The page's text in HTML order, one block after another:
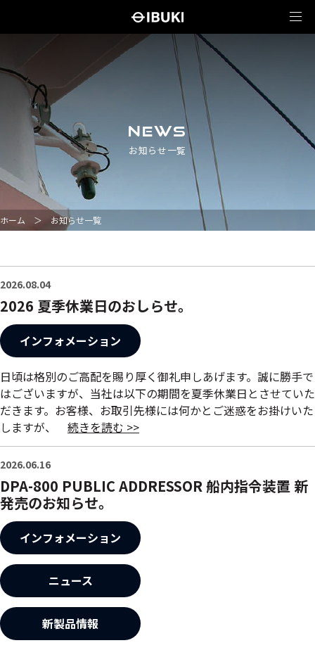
NEWS
お知らせ一覧
ホーム ＞ お知らせ一覧
2026.08.04
2026 夏季休業日のおしらせ。
インフォメーション
日頃は格別のご高配を賜り厚く御礼申しあげます。誠に勝手で
はございますが、当社は以下の期間を夏季休業日とさせていた
だきます。お客様、お取引先様には何かとご迷惑をお掛けいた
しますが、 続きを読む >>
2026.06.16
DPA-800 PUBLIC ADDRESSOR 船内指令装置 新
発売のお知らせ。
インフォメーション
ニュース
新製品情報